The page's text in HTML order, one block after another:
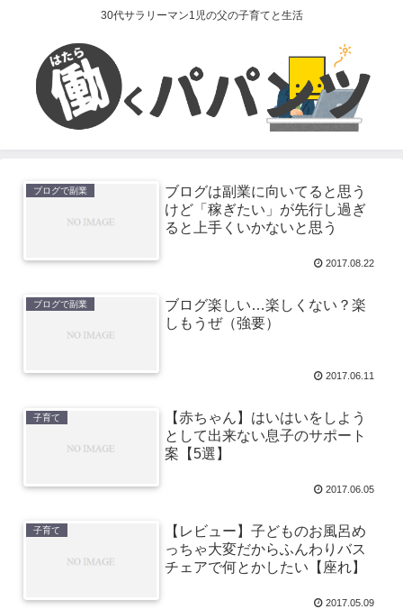
30代サラリーマン1児の父の子育てと生活
ブログで副業
ブログは副業に向いてると思う
けど「稼ぎたい」が先行し過ぎ
ると上手くいかないと思う
2017.08.22
ブログで副業
ブログ楽しい…楽しくない？楽
しもうぜ（強要）
2017.06.11
子育て
【赤ちゃん】はいはいをしよう
として出来ない息子のサポート
案【5選】
2017.06.05
子育て
【レビュー】子どものお風呂め
っちゃ大変だからふんわりバス
チェアで何とかしたい【座れ】
2017.05.09